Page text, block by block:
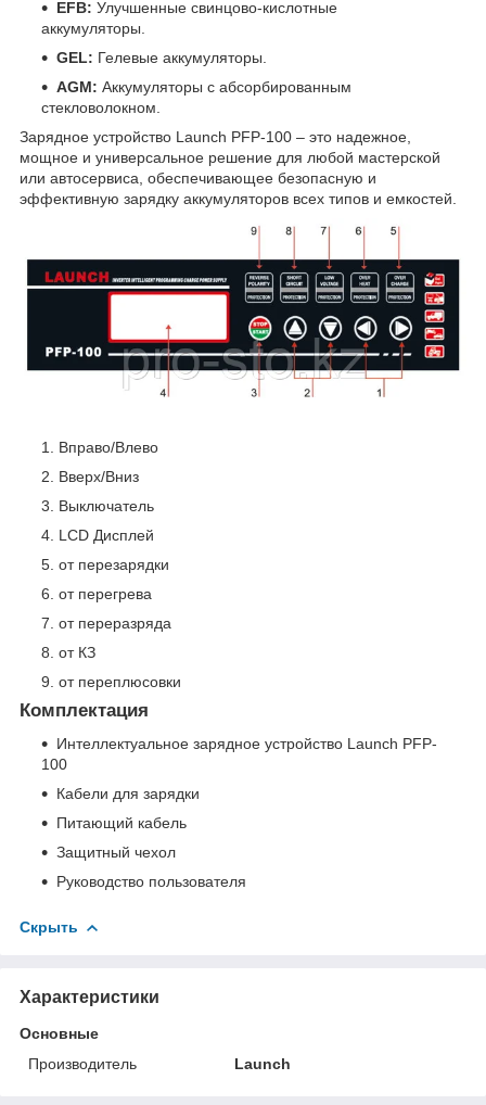
EFB: Улучшенные свинцово-кислотные
аккумуляторы.
GEL: Гелевые аккумуляторы.
AGM: Аккумуляторы с абсорбированным
стекловолокном.
Зарядное устройство Launch PFP-100 – это надежное,
мощное и универсальное решение для любой мастерской
или автосервиса, обеспечивающее безопасную и
эффективную зарядку аккумуляторов всех типов и емкостей.
Вправо/Влево
Вверх/Вниз
Выключатель
LCD Дисплей
от перезарядки
от перегрева
от переразряда
от КЗ
от переплюсовки
Комплектация
Интеллектуальное зарядное устройство Launch PFP-
100
Кабели для зарядки
Питающий кабель
Защитный чехол
Руководство пользователя
Скрыть
Характеристики
Основные
Производитель
Launch